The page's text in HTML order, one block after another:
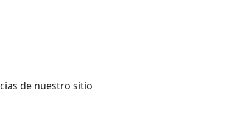
de nuestro sitio